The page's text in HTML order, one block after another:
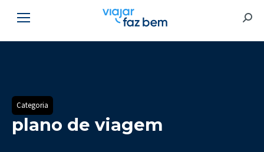
Categoria
plano de viagem